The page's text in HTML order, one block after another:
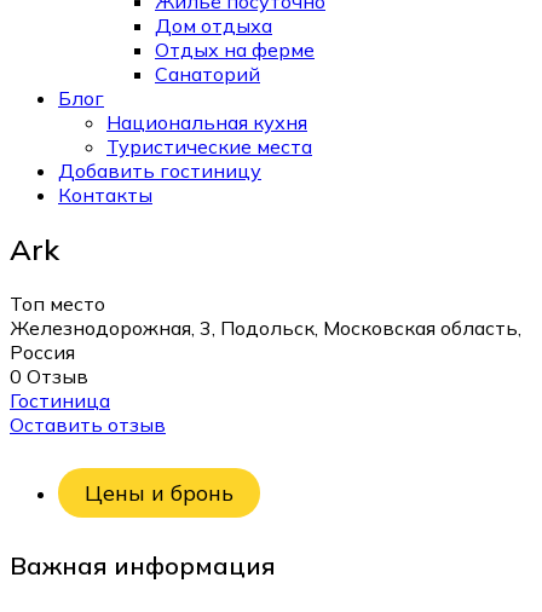
Дом отдыха
Отдых на ферме
Санаторий
Блог
Национальная кухня
Туристические места
Добавить гостиницу
Контакты
Ark
Топ место
Железнодорожная, 3, Подольск, Московская область,
Россия
0 Отзыв
Гостиница
Оставить отзыв
Цены и бронь
Важная информация